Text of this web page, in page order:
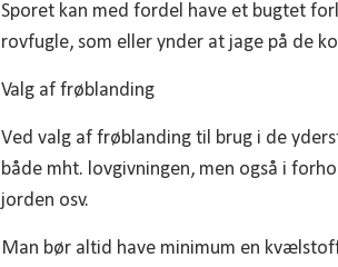
Sporet kan med fordel have et bugtet
rovfugle, som eller ynder at jage på de
Valg af frøblanding
Ved valg af frøblanding til brug i de
både mht. lovgivningen, men også i
jorden osv.
Man bør altid have minimum en